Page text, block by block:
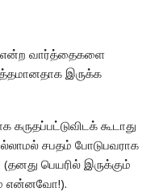
என்ற வார்த்தைகளை
இருக்க
கூடாது
சபதம் போடுபவராக
பெயரில் இருக்கும்
என்னவோ!).